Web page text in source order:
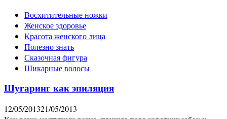
Восхитительные ножки
Женское здоровье
Красота женского лица
Полезно знать
Сказочная фигура
Шикарные волосы
Шугаринг как эпиляция
12/05/201321/05/2013